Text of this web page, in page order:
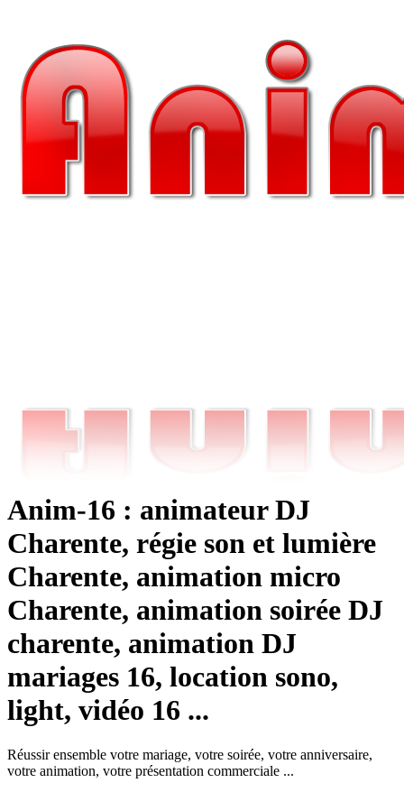
Anim-16 : animateur DJ
Charente, régie son et lumière
Charente, animation micro
Charente, animation soirée DJ
charente, animation DJ
mariages 16, location sono,
light, vidéo 16 ...
Réussir ensemble votre mariage, votre soirée, votre anniversaire,
votre animation, votre présentation commerciale ...